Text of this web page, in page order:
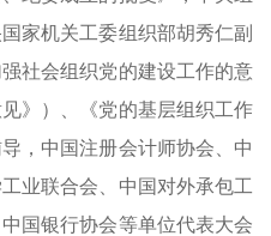
家机关工委组织部胡秀仁副
社会组织党的建设工作的意
》）、《党的基层组织工作
，中国注册会计师协会、中
业联合会、中国对外承包工
国银行协会等单位代表大会